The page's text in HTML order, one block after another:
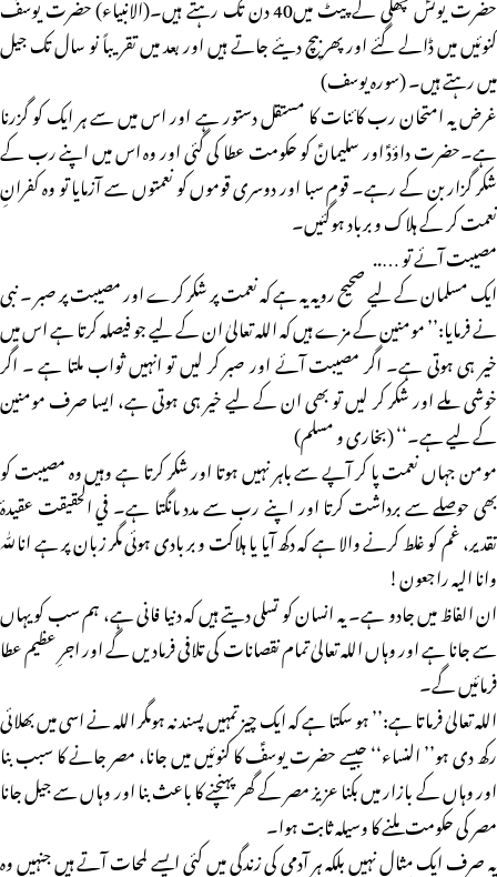
کنوئیں میں ڈالے گئے اور پھر بیچ دیئے جاتے ہیں اور بعد میں تقریباً نو سال تک جیل
میں رہتے ہیں۔ (سورہ یوسف)
غرض یہ امتحان رب کائنات کا مستقل دستور ہے اور اس میں سے ہر ایک کو گزرنا
ہے۔حضرت داؤدؑ اور سلیمانؑ کو حکومت عطا کی گئی اور وہ اس میں اپنے رب کے
شکر گزار بن کے رہے۔ قوم سبا اور دوسری قوموں کو نعمتوں سے آزمایا تو وہ کفرانِ
نعمت کر کے ہلاک و برباد ہوگئیں۔
مصیبت آئے تو …..
ایک مسلمان کے لیے صحیح رویہ یہ ہے کہ نعمت پر شکر کرے اور مصیبت پر صبر ۔ نبی
نے فرمایا:’’ مومنین کے مزے ہیں کہ اللہ تعالیٰ ان کے لیے جو فیصلہ کرتا ہے اس میں
خیر ہی ہوتی ہے۔ اگر مصیبت آئے اور صبر کر لیں تو انہیں ثواب ملتا ہے ۔ اگر
خوشی ملے اور شکر کر لیں تو بھی ان کے لیے خیر ہی ہوتی ہے، ایسا صرف مومنین
کے لیے ہے۔‘‘ (بخاری و مسلم)
مومن جہاں نعمت پا کر آپے سے باہر نہیں ہوتا اور شکر کرتا ہے وہیں وہ مصیبت کو
بھی حوصلے سے برداشت کرتا اور اپنے رب سے مدد مانگتا ہے۔ في الحقيقت عقيدۂ
تقدیر، غم کو غلط کرنے والا ہے کہ دکھ آیا یا ہلاکت و بر بادی ہوئی مگر زبان پر ہے انا للّٰہ
وانا الیہ راجعون!
ان الفاظ میں جادو ہے۔ یہ انسان کو تسلی دیتے ہیں کہ دنیا فانی ہے، ہم سب کو یہاں
سے جانا ہے اور وہاں اللہ تعالیٰ تمام نقصانات کی تلافی فرمادیں گے اور اجرِ عظیم عطا
فرمائیں گے۔
اللہ تعالیٰ فرماتا ہے:’’ ہو سکتا ہے کہ ایک چیز تمہیں پسند نہ ہومگر اللہ نے اسی میں بھلائی
رکھ دی ہو’’ النساء‘‘ جیسے حضرت یوسفؑ کا کنوئیں میں جانا، مصر جانے کا سبب بنا
اور وہاں کے بازار میں بکنا عزیز مصر کے گھر پہنچنے کا باعث بنا اور وہاں سے جیل جانا
مصر کی حکومت ملنے کا وسیلہ ثابت ہوا۔
یہ صرف ایک مثال نہیں بلکہ ہر آدمی کی زندگی میں کئی ایسے لمحات آتے ہیں جنہیں وہ